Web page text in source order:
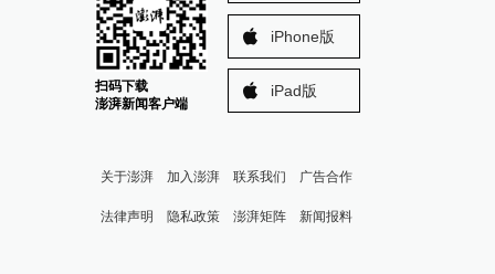
扫码下载
澎湃新闻客户端
iPhone版
iPad版
关于澎湃 加入澎湃 联系我们 广告合作
法律声明 隐私政策 澎湃矩阵 新闻报料